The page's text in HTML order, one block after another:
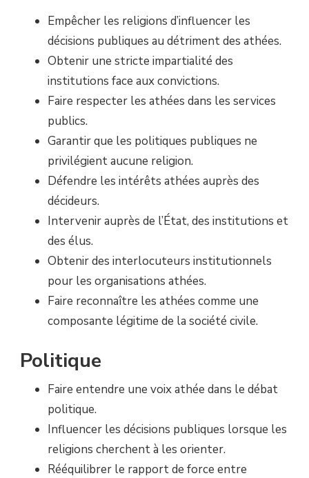
Empêcher les religions d’influencer les
décisions publiques au détriment des athées.
Obtenir une stricte impartialité des
institutions face aux convictions.
Faire respecter les athées dans les services
publics.
Garantir que les politiques publiques ne
privilégient aucune religion.
Défendre les intérêts athées auprès des
décideurs.
Intervenir auprès de l’État, des institutions et
des élus.
Obtenir des interlocuteurs institutionnels
pour les organisations athées.
Faire reconnaître les athées comme une
composante légitime de la société civile.
Politique
Faire entendre une voix athée dans le débat
politique.
Influencer les décisions publiques lorsque les
religions cherchent à les orienter.
Rééquilibrer le rapport de force entre